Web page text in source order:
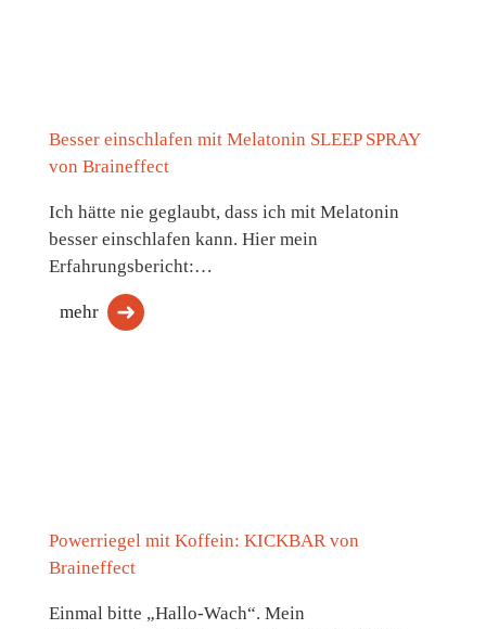
Besser einschlafen mit Melatonin SLEEP SPRAY
von Braineffect
Ich hätte nie geglaubt, dass ich mit Melatonin
besser einschlafen kann. Hier mein
Erfahrungsbericht:…
mehr
Powerriegel mit Koffein: KICKBAR von
Braineffect
Einmal bitte „Hallo-Wach“. Mein